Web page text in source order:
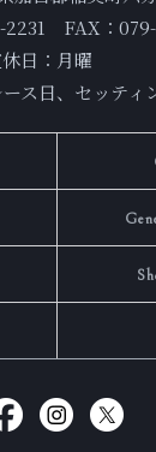
2231 FAX：
休日：月曜
ス日、セッティ